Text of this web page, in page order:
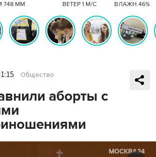
748 ММ ВЕТЕР 1 М/С ВЛАЖН 46%
Общество
аборты с